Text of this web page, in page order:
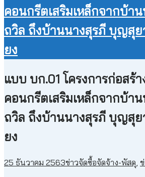
คอนกรีตเสริมเหล็กจากบ้า
ถวิล ถึงบ้านนางสุรภี บุญสุย
ยง
แบบ บก.01 โครงการก่อสร้
คอนกรีตเสริมเหล็กจากบ้า
ถวิล ถึงบ้านนางสุรภี บุญสุย
ยง
25 ธันวาคม 2563ข่าวจัดซื้อจัดจ้าง-พัสดุ